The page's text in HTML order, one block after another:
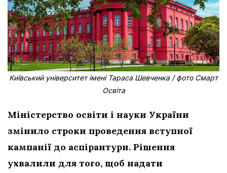
Київський університет імені Тараса Шевченка / фото Смарт
Освіта
Міністерство освіти і науки України
змінило строки проведення вступної
кампанії до аспірантури. Рішення
ухвалили для того, щоб надати